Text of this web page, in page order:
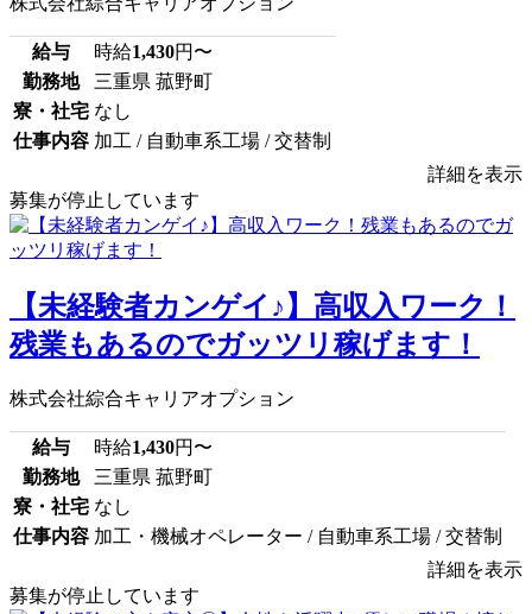
給与 時給1,430円〜
勤務地
三重県 菰野町
寮・社宅 なし
仕事内容 加工 / 自動車系工場 / 交替制
詳細を表示
募集が停止しています
【未経験者カンゲイ♪】高収入ワーク！
残業もあるのでガッツリ稼げます！
株式会社綜合キャリアオプション
給与 時給1,430円〜
勤務地
三重県 菰野町
寮・社宅 なし
仕事内容 加工・機械オペレーター / 自動車系工場 / 交替制
詳細を表示
募集が停止しています